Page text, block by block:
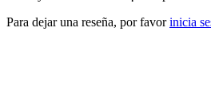
Para dejar una reseña, por favorinicia